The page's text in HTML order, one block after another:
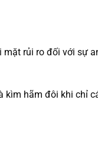
mặt rủi ro đối với sự
kìm hãm đôi khi chỉ